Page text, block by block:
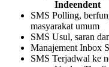
Indeendent
SMS Polling,
masyarakat umum
SMS Usul, saran
Manajement Inbox
SMS Terjadwal ke